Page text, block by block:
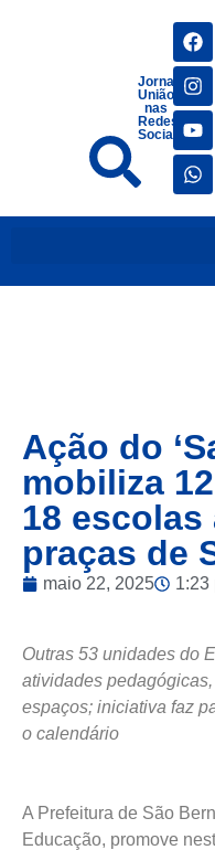
Jornais
União
nas
Redes
Sociais
Ação do
mobiliza
18
praças de
maio 22, 2025 1:23
Outras 53 unidades do
atividades
espaços; iniciativa faz
o calendário
A Prefeitura de São
Educação, promove